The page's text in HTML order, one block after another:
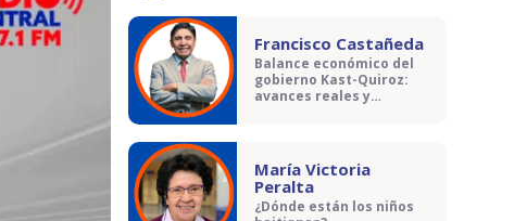
Francisco Castañeda
Balance económico del
gobierno Kast-Quiroz:
avances reales y
María Victoria
Peralta
¿Dónde están los niños